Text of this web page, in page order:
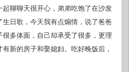
聊聊天很开心，弟弟吃饱了在沙发
日歌，今天我有点煽情，说了爸爸
多体面，自己却承受了很多，更理
新的房子和娶媳妇。吃好晚饭后，